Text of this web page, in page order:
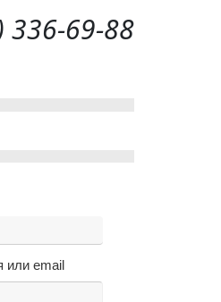
336-69-88
или email